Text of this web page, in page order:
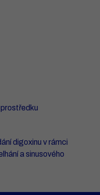
digoxinu v rámci
a sinusového